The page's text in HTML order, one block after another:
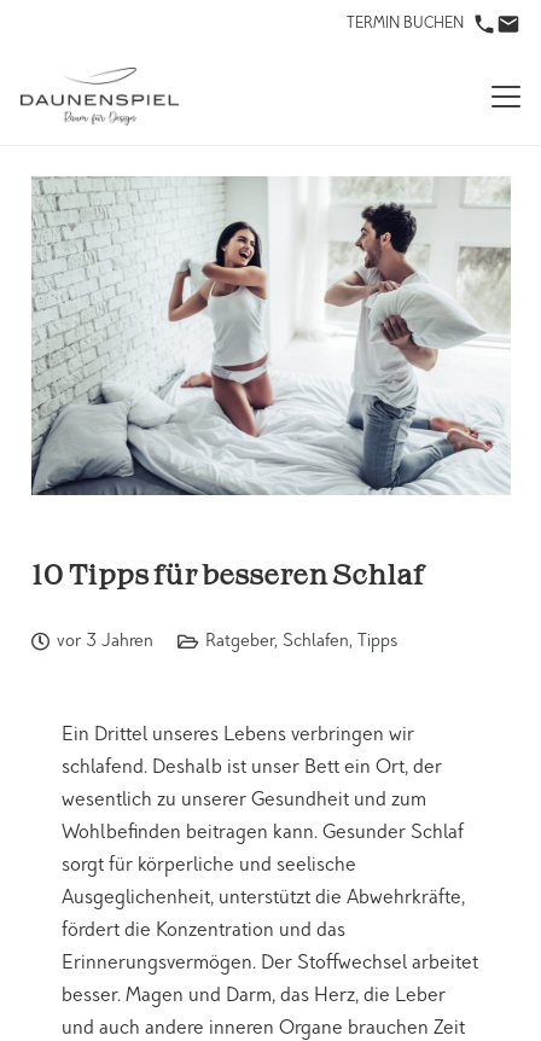
TERMIN BUCHEN
10 Tipps für besseren Schlaf
vor 3 Jahren Ratgeber,Schlafen, Tipps
Ein Drittel unseres Lebens verbringen wir
schlafend. Deshalb ist unser Bett ein Ort, der
wesentlich zu unserer Gesundheit und zum
Wohlbefinden beitragen kann. Gesunder Schlaf
sorgt für körperliche und seelische
Ausgeglichenheit, unterstützt die Abwehrkräfte,
fördert die Konzentration und das
Erinnerungsvermögen. Der Stoffwechsel arbeitet
besser. Magen und Darm, das Herz, die Leber
und auch andere inneren Organe brauchen Zeit